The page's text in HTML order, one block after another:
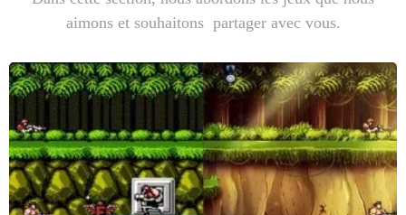
aimons et souhaitons partager avec vous.